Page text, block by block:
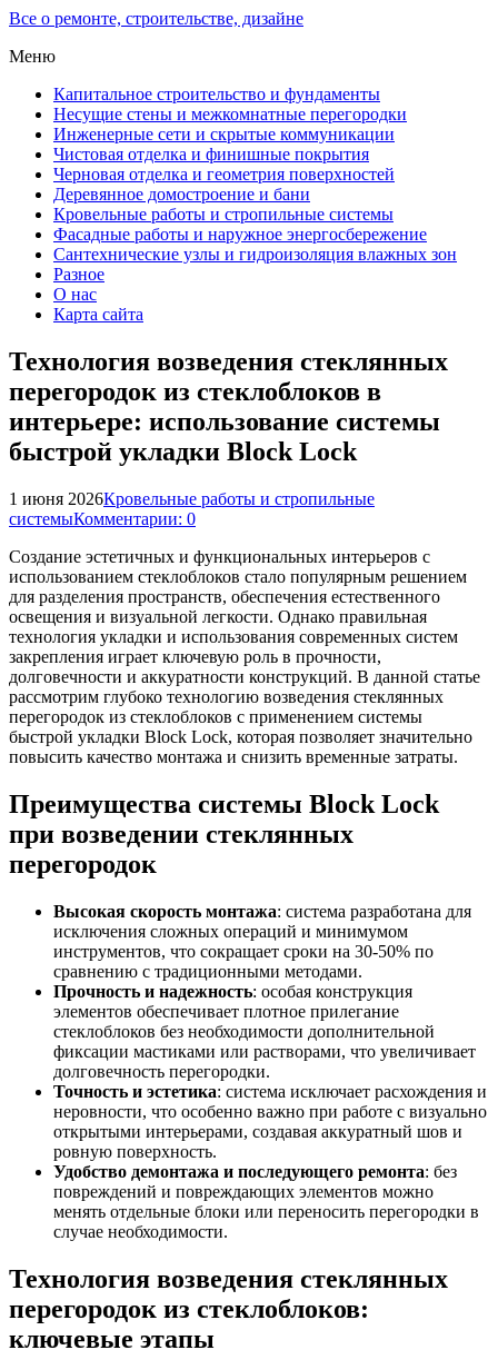
Все о ремонте, строительстве, дизайне
Меню
Капитальное строительство и фундаменты
Несущие стены и межкомнатные перегородки
Инженерные сети и скрытые коммуникации
Чистовая отделка и финишные покрытия
Черновая отделка и геометрия поверхностей
Деревянное домостроение и бани
Кровельные работы и стропильные системы
Фасадные работы и наружное энергосбережение
Сантехнические узлы и гидроизоляция влажных зон
Разное
О нас
Карта сайта
Технология возведения стеклянных
перегородок из стеклоблоков в
интерьере: использование системы
быстрой укладки Block Lock
1 июня 2026Кровельные работы и стропильные
системыКомментарии: 0
Создание эстетичных и функциональных интерьеров с
использованием стеклоблоков стало популярным решением
для разделения пространств, обеспечения естественного
освещения и визуальной легкости. Однако правильная
технология укладки и использования современных систем
закрепления играет ключевую роль в прочности,
долговечности и аккуратности конструкций. В данной статье
рассмотрим глубоко технологию возведения стеклянных
перегородок из стеклоблоков с применением системы
быстрой укладки Block Lock, которая позволяет значительно
повысить качество монтажа и снизить временные затраты.
Преимущества системы Block Lock
при возведении стеклянных
перегородок
Высокая скорость монтажа: система разработана для
исключения сложных операций и минимумом
инструментов, что сокращает сроки на 30-50% по
сравнению с традиционными методами.
Прочность и надежность: особая конструкция
элементов обеспечивает плотное прилегание
стеклоблоков без необходимости дополнительной
фиксации мастиками или растворами, что увеличивает
долговечность перегородки.
Точность и эстетика: система исключает расхождения и
неровности, что особенно важно при работе с визуально
открытыми интерьерами, создавая аккуратный шов и
ровную поверхность.
Удобство демонтажа и последующего ремонта: без
повреждений и повреждающих элементов можно
менять отдельные блоки или переносить перегородки в
случае необходимости.
Технология возведения стеклянных
перегородок из стеклоблоков:
ключевые этапы